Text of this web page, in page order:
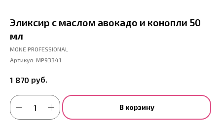
Эликсир с маслом авокадо и конопли 50
мл
MONE PROFESSIONAL
Артикул: MP93341
1 870 руб.
В корзину